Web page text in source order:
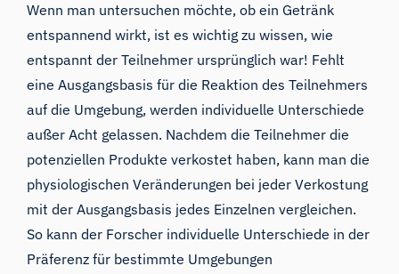
Wenn man untersuchen möchte, ob ein Getränk
entspannend wirkt, ist es wichtig zu wissen, wie
entspannt der Teilnehmer ursprünglich war! Fehlt
eine Ausgangsbasis für die Reaktion des Teilnehmers
auf die Umgebung, werden individuelle Unterschiede
außer Acht gelassen. Nachdem die Teilnehmer die
potenziellen Produkte verkostet haben, kann man die
physiologischen Veränderungen bei jeder Verkostung
mit der Ausgangsbasis jedes Einzelnen vergleichen.
So kann der Forscher individuelle Unterschiede in der
Präferenz für bestimmte Umgebungen